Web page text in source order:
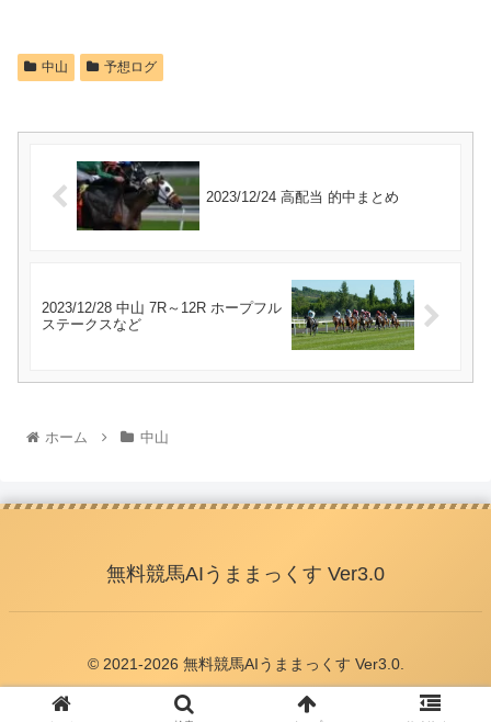
中山 予想ログ
2023/12/24 高配当 的中まとめ
2023/12/28 中山 7R～12R ホープフル
ステークスなど
ホーム 中山
無料競馬AIうままっくす Ver3.0
© 2021-2026 無料競馬AIうままっくす Ver3.0.